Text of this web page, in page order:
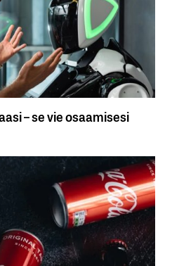
– se vie osaamisesi